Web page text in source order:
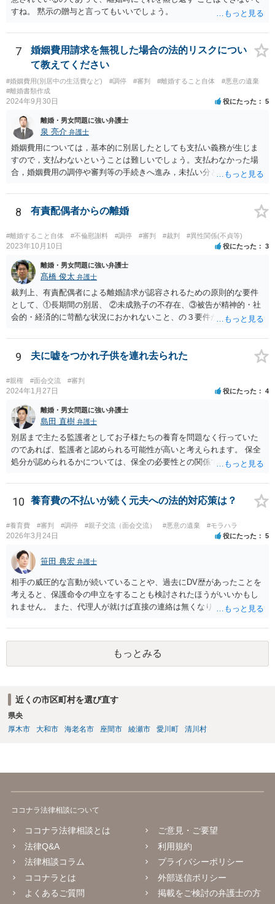
すね。 黙示の贈与と言ってもいいでしょう。
7
婚姻費用請求を無視した場合の法的リスクについ
て教えてください
#婚姻費用(別居中の生活費など) #調停 #審判 #離婚すること自体
#悪意の遺棄
#離婚書類作成
2024年9月30日 役にたった 5
離婚・男女問題に強い弁護士
泉 亮介 弁護士
婚姻費用については，基本的に別居したとしても支払い義務が生じま
すので，支払わないということは難しいでしょう。支払わなかった場
合，婚姻費用の調停や審判等の手続きへ進み，未払い分として差押を
8 有責配偶者からの離婚
#離婚すること自体 #不倫慰謝料 #調停 #審判 #裁判 #異性関係(不貞等)
2023年10月10日 役にたった 3
離婚・男女問題に強い弁護士
髙橋 俊太 弁護士
裁判上、有責配偶者による離婚請求が認容されるための原則的な要件
として、①長期間の別居、 ②未成熟子の不存在、③被告が精神的・社
会的・経済的に苛酷な状況におかれないこと、の３要件が必要である
監護しており（②）、仮に離婚を認容すれば、専業主婦の貴方が経済
的に過酷な状況におかれる可能性がありますので（③）、現時点で
は、夫側の離婚請求は裁判では認められにくい状況であると考えられ
ます。 一方で、期間が経過して子が成人した場合（②）、別居期間は
すでに１０年超となり、婚姻期間の３分の１程度とはいえ相当程度の
長期別居となるので（①）、③の点がクリアされれば、夫側の離婚請
求が認容される余地はあります（専門的には、③は被告側から反論し
なければならないことです）。別居期間何年であれば要件①が常に充
たされるといった定式はなく、事案に応じて総合的に判断されるとこ
ろです。
9 夫に嘘をつかれ子供を連れ去られた
#親権 #面会交流 #審判
2024年1月27日 役にたった 4
離婚・男女問題に強い弁護士
島田 直樹 弁護士
別居まで主たる監護者としてお子様たちの養育を問題なく行っていた
のであれば、監護者と認められる可能性が高いと考えられます。 保全
処分が認められるかについては、保全の必要性との関係でなんともい
す。 精神的なご負担も大きいと思いますが、担当の弁護士とよく相談
しながら手続を進めてください。
10 養育費の不払いが続く元夫への法的対応策は？
#養育費 #審判 #調停 #親子交流（面会交流） #悪意の遺棄 #モラハラ
2026年3月24日 役にたった 5
笹田 典宏 弁護士
相手の威圧的な言動が続いていることや、過去にDV歴があったことを
考えると、保護命令の申立をすることも検討されたほうがいいかもし
れません。 また、代理人が就けば直接の連絡は無くなりますので、ご
やりとりが相当ご心労になっていると見受けられますので、一度弁護
士や行政の相談窓口にご相談されることをお勧め致します。
もっとみる
近くの市区町村を選び直す
県央
厚木市
大和市 海老名市 座間市 綾瀬市 愛川町 清川村
ココナラ法律相談について
ココナラ法律相談とは
法律Q&A
法律相談コラム
ココナラとは
よくあるご質問
ご意見・ご要望
利用規約
プライバシーポリシー
外部送信ポリシー
掲載をご検討の弁護士の方